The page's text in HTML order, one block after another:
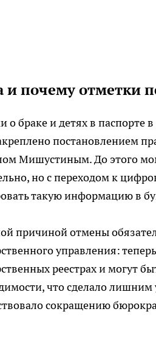
и почему отметки
о браке и детях в паспорте
постановлением
Мишустиным. До этого
но с переходом к
такую информацию в
причиной отмены
управления:
реестрах и могут
что сделало лишним
сокращению